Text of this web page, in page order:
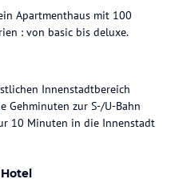
ein Apartmenthaus mit 100
: von basic bis deluxe.
Innenstadtbereich
Gehminuten zur S-/U-Bahn
10 Minuten in die Innenstadt